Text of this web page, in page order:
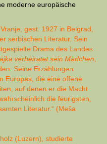
moderne europäische
gest. 1927 in Belgrad,
serbischen Literatur. Sein
Drama des Landes
verheiratet sein Mädchen
Seine Erzählungen
Europas, die eine offene
auf denen er die Macht
die feurigsten,
Literatur.“ (Meša
(Luzern), studierte